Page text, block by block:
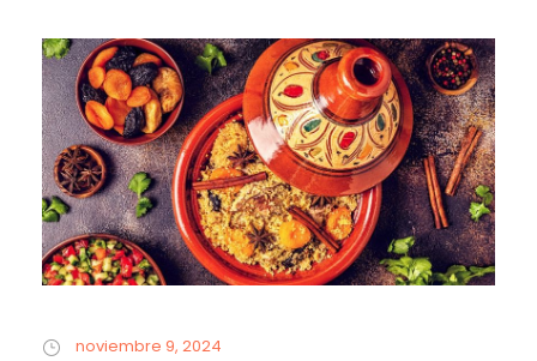
noviembre 9, 2024